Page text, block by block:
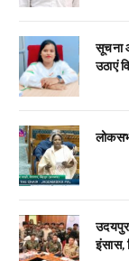
सूचना
उठाएं
इंसास,